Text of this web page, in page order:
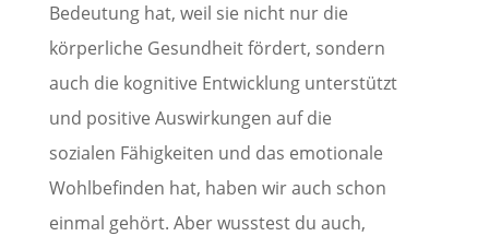
Bedeutung hat, weil sie nicht nur die
körperliche Gesundheit fördert, sondern
auch die kognitive Entwicklung unterstützt
und positive Auswirkungen auf die
sozialen Fähigkeiten und das emotionale
Wohlbefinden hat, haben wir auch schon
einmal gehört. Aber wusstest du auch,